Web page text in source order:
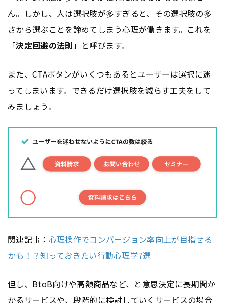
ん。しかし、人は選択肢が多すぎると、その選択肢の多
さから選ぶことを諦めてしまう心理が働きます。これを
「決定回避の法則」と呼びます。
また、CTAボタンがいくつもあるとユーザーは選択に迷
ってしまいます。できるだけ選択肢を減らす工夫をして
みましょう。
関連記事： 心理操作でコンバージョン率向上が目指せる
かも！？知っておきたい行動心理学7選
但し、 BtoB向けや高額商品など、と意思決定に長期間か
かるサービスや、段階的に検討していくサービスの場合